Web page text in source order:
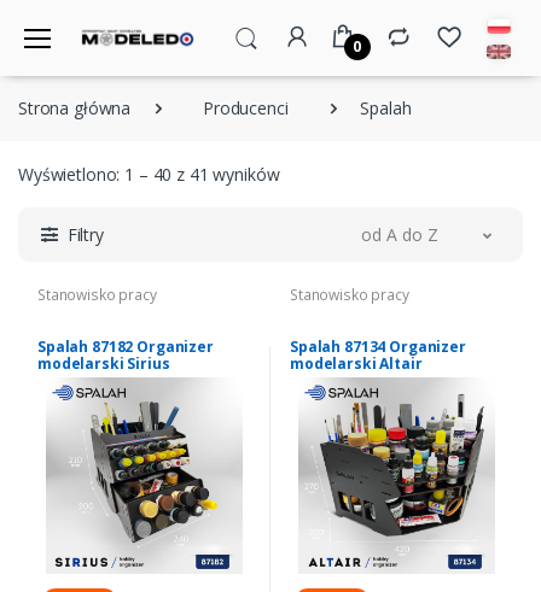
0
Strona główna Producenci Spalah
Wyświetlono: 1 – 40 z 41 wyników
Filtry od A do Z
Stanowisko pracy
Spalah 87182 Organizer
modelarski Sirius
Stanowisko pracy
Spalah 87134 Organizer
modelarski Altair